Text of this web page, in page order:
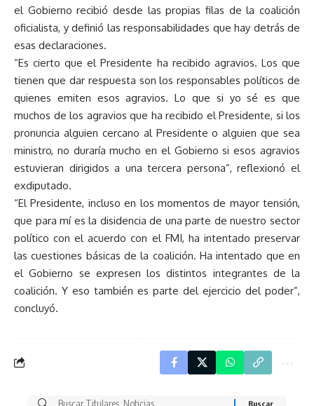
el Gobierno recibió desde las propias filas de la coalición
oficialista, y definió las responsabilidades que hay detrás de
esas declaraciones.
“Es cierto que el Presidente ha recibido agravios. Los que
tienen que dar respuesta son los responsables políticos de
quienes emiten esos agravios. Lo que si yo sé es que
muchos de los agravios que ha recibido el Presidente, si los
pronuncia alguien cercano al Presidente o alguien que sea
ministro, no duraría mucho en el Gobierno si esos agravios
estuvieran dirigidos a una tercera persona”, reflexionó el
exdiputado.
“El Presidente, incluso en los momentos de mayor tensión,
que para mí es la disidencia de una parte de nuestro sector
político con el acuerdo con el FMI, ha intentado preservar
las cuestiones básicas de la coalición. Ha intentado que en
el Gobierno se expresen los distintos integrantes de la
coalición. Y eso también es parte del ejercicio del poder”,
concluyó.